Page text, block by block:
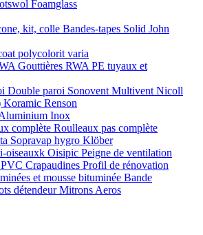
Foamglass
kit, colle Bandes-tapes Solid John
polycolorit varia
Gouttières RWA PE tuyaux et
Double paroi Sonovent Multivent Nicoll
Koramic Renson
Inox
complète Roulleaux pas complète
Sopravap hygro Klöber
oiseauxk Oisipic Peigne de ventilation
Crapaudines Profil de rénovation
et mousse bituminée Bande
détendeurMitrons Aeros